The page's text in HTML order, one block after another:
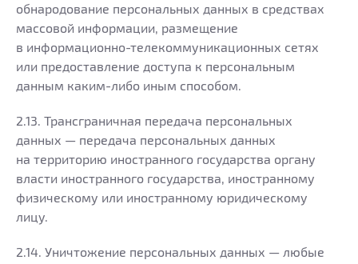
обнародование персональных данных в средствах
массовой информации, размещение
в информационно-телекоммуникационных сетях
или предоставление доступа к персональным
данным каким-либо иным способом.
2.13. Трансграничная передача персональных
данных — передача персональных данных
на территорию иностранного государства органу
власти иностранного государства, иностранному
физическому или иностранному юридическому
лицу.
2.14. Уничтожение персональных данных — любые